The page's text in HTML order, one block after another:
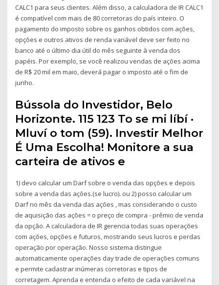
CALC1 para seus clientes. Além disso, a calculadora de IR CALC1
é compatível com mais de 80 corretoras do país inteiro. O
pagamento do imposto sobre os ganhos obtidos com ações,
opções e outros ativos de renda variável deve ser feito no
banco até o último dia útil do mês seguinte à venda dos
papéis. Por exemplo, se você realizou vendas de ações acima
de R$ 20 mil em maio, deverá pagar o imposto até o fim de
junho.
Bússola do Investidor, Belo
Horizonte. 115 123 To se mi líbí ·
Mluví o tom (59). Investir Melhor
É Uma Escolha! Monitore a sua
carteira de ativos e
1) devo calcular um Darf sobre o venda das opções e depois
sobre a venda das ações.(se lucro). ou 2) posso calcular um
Darf no mês da venda das ações , mas considerando o custo
de aquisição das ações = o preço de compra - prêmio de venda
da opção. A calculadora de IR gerencia todas suas operações
com ações, opções e futuros, mostrando seus lucros e perdas
operação por operação. Nosso sistema distingue
automaticamente operações day trade de operações comuns
e permite cadastrar inúmeras corretoras e tipos de
corretagem. Aprenda e entenda o efeito de cada variável na